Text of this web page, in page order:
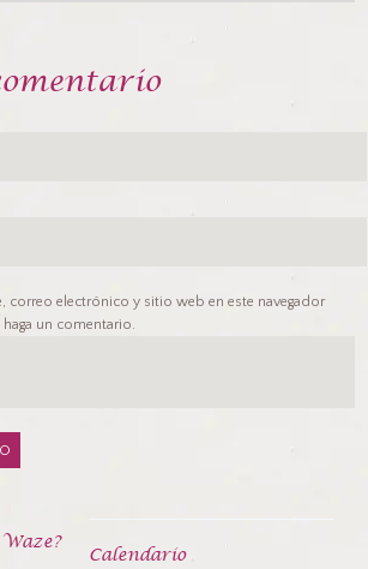
correo electrónico y sitio web en este navegador
un comentario.
Calendarío